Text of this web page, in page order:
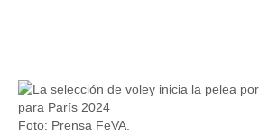
Foto: Prensa FeVA.